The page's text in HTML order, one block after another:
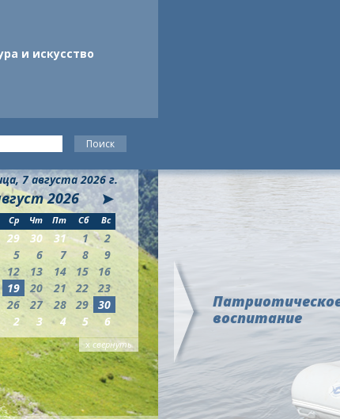
и искусство
воспитание
7 августа 2026 г.
2026
Ср Чт Пт Сб Вс
29 30 31 1
2
5 6 7 8
9
12 13 14 15
16
19 20 21 22
23
26 27 28 29
30
2 3 4 5 6
х свернуть